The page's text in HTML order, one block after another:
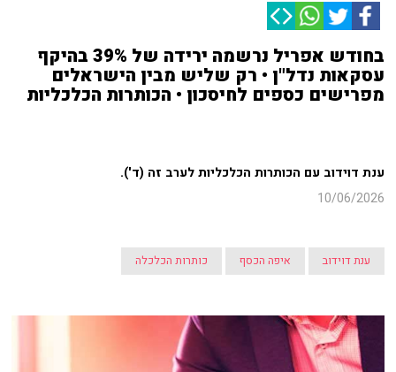
בחודש אפריל נרשמה ירידה של 39% בהיקף
עסקאות נדל"ן • רק שליש מבין הישראלים
מפרישים כספים לחיסכון • הכותרות הכלכליות
ענת דוידוב עם הכותרות הכלכליות לערב זה (ד').
10/06/2026
ענת דוידוב איפה הכסף כותרות הכלכלה